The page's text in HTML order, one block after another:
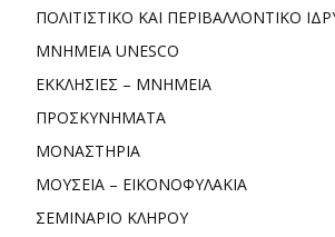
ΠΟΛΙΤΙΣΤΙΚΟ ΚΑΙ ΠΕΡΙΒΑΛΛΟΝΤΙΚΟ
ΜΝΗΜΕΙΑ UNESCO
ΕΚΚΛΗΣΙΕΣ – ΜΝΗΜΕΙΑ
ΠΡΟΣΚΥΝΗΜΑΤΑ
ΜΟΝΑΣΤΗΡΙΑ
ΜΟΥΣΕΙΑ – ΕΙΚΟΝΟΦΥΛΑΚΙΑ
ΣΕΜΙΝΑΡΙΟ ΚΛΗΡΟΥ